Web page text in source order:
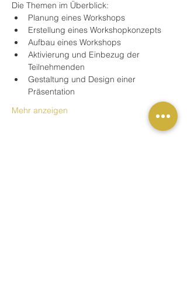
Die Themen im Überblick:
Planung eines Workshops
Erstellung eines Workshopkonzepts
Aufbau eines Workshops
Aktivierung und Einbezug der
Teilnehmenden
Gestaltung und Design einer
Präsentation
Mehr anzeigen